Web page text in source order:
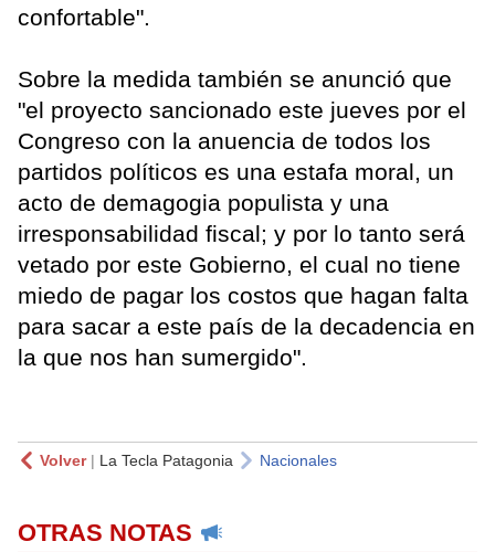
confortable".
Sobre la medida también se anunció que
"el proyecto sancionado este jueves por el
Congreso con la anuencia de todos los
partidos políticos es una estafa moral, un
acto de demagogia populista y una
irresponsabilidad fiscal; y por lo tanto será
vetado por este Gobierno, el cual no tiene
miedo de pagar los costos que hagan falta
para sacar a este país de la decadencia en
la que nos han sumergido".
Volver| La Tecla Patagonia Nacionales
OTRAS NOTAS